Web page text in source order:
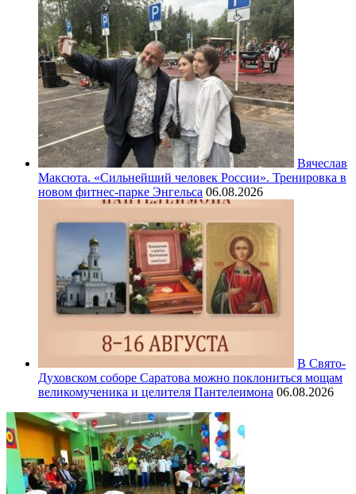
Вячеслав
Максюта. «Сильнейший человек России». Тренировка в
новом фитнес-парке Энгельса 06.08.2026
В Свято-
Духовском соборе Саратова можно поклониться мощам
великомученика и целителя Пантелеимона 06.08.2026